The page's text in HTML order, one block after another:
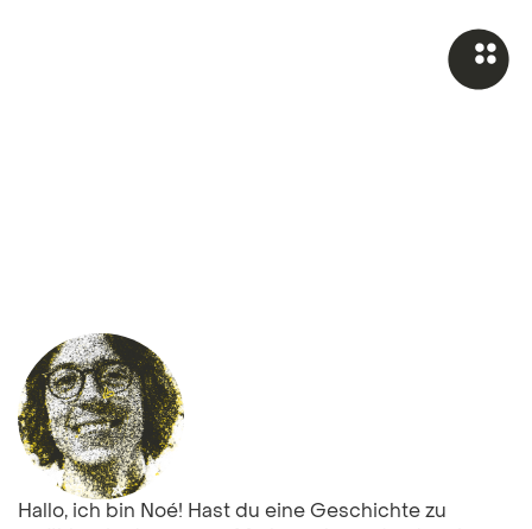
Hallo, ich bin Noé! Hast du eine Geschichte zu